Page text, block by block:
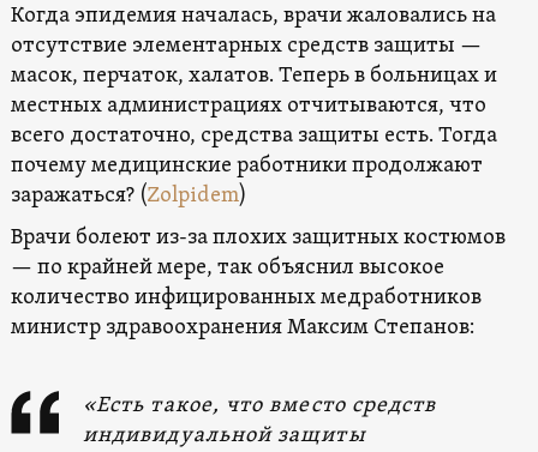
Когда эпидемия началась, врачи жаловались на
отсутствие элементарных средств защиты —
масок, перчаток, халатов. Теперь в больницах и
местных администрациях отчитываются, что
всего достаточно, средства защиты есть. Тогда
почему медицинские работники продолжают
заражаться? (Zolpidem)
Врачи болеют из-за плохих защитных костюмов
— по крайней мере, так объяснил высокое
количество инфицированных медработников
министр здравоохранения Максим Степанов:
«Есть такое, что вместо средств
индивидуальной защиты